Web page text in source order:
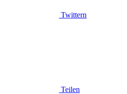
Twittern
Teilen